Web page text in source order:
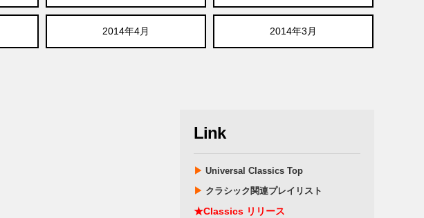
2014年4月 2014年3月
Link
▶ Universal Classics Top
▶ クラシック関連プレイリスト
★Classics リリース